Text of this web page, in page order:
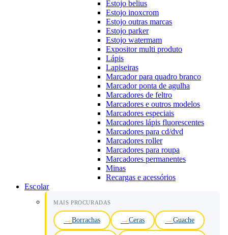
Estojo belius
Estojo inoxcrom
Estojo outras marcas
Estojo parker
Estojo watermam
Expositor multi produto
Lápis
Lapiseiras
Marcador para quadro branco
Marcador ponta de agulha
Marcadores de feltro
Marcadores e outros modelos
Marcadores especiais
Marcadores lápis fluorescentes
Marcadores para cd/dvd
Marcadores roller
Marcadores para roupa
Marcadores permanentes
Minas
Recargas e acessórios
Escolar
MAIS PROCURADAS
Borrachas Ceras Guache